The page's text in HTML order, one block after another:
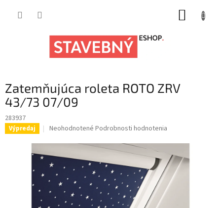
Zatemňujúca roleta ROTO ZRV
43/73 07/09
283937
Výpredaj
Priemerné
produktu
je
0,0
5
hviezdičiek.
Neohodnotené Podrobnosti hodnotenia